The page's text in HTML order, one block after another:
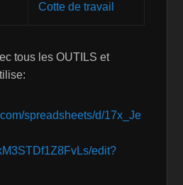
Cotte de travail
tous les OUTILS et
spreadsheets/d/17x_Je
edit?